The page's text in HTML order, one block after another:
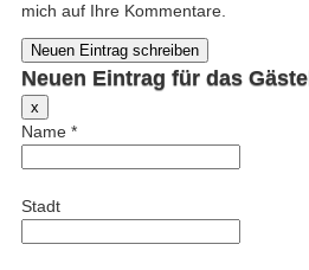
mich auf Ihre Kommentare.
Neuen Eintrag für das
x
Formular
ausblenden
Name *
Stadt